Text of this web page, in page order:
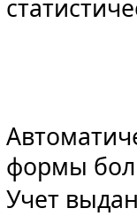
формы
Учет